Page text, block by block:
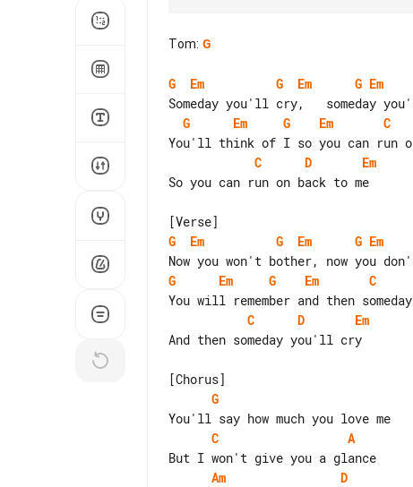
Tom: G
G Em G Em G Em
G
Em G Em C
C
D
Em
So you can run on back to me
G
Em G Em G Em
G
Em G Em C
C
D
Em
And then someday you'll cry
G
C
A
Am
D